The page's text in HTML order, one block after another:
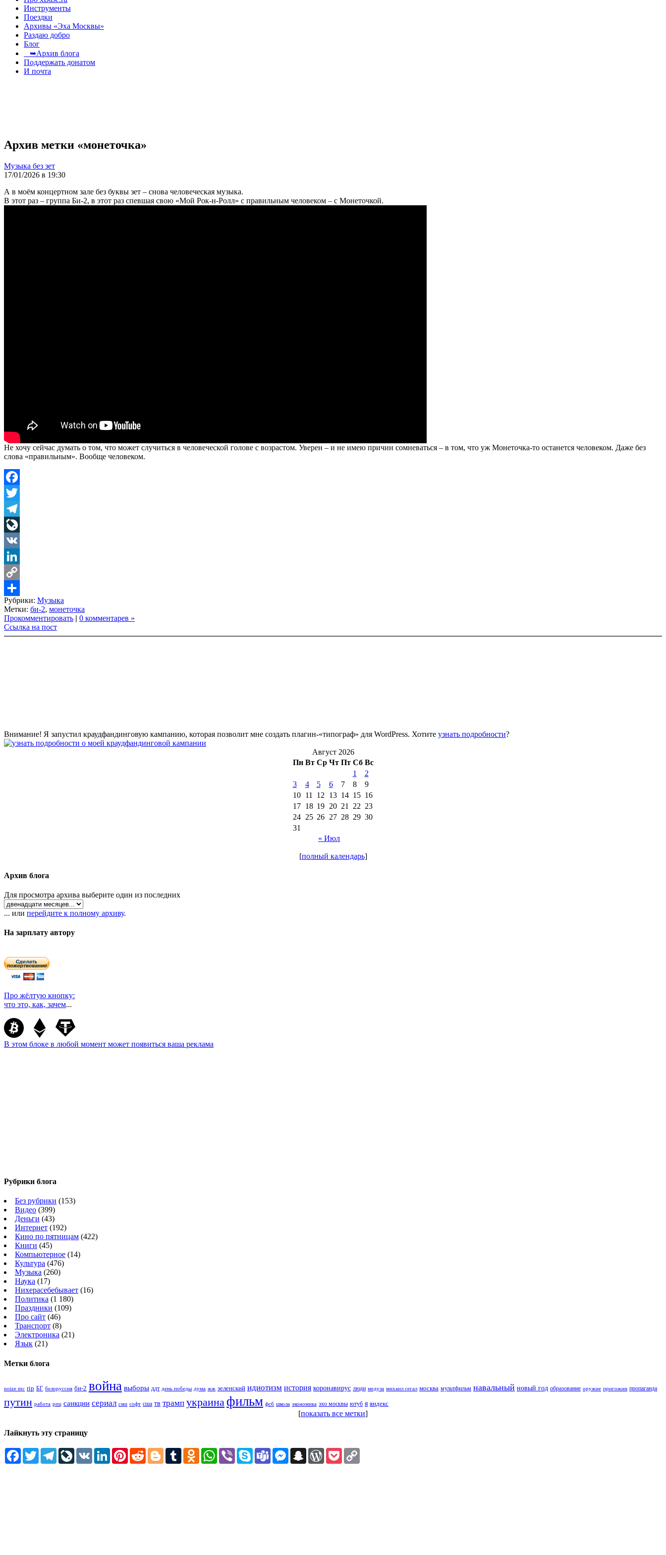
Инструменты
Поездки
Архивы «Эха Москвы»
Раздаю добро
Блог
➥Архив блога
Поддержать донатом
И почта
Архив метки «монеточка»
Музыка без зет
17/01/2026 в 19:30
А в моём концертном зале без буквы зет – снова человеческая музыка.
В этот раз – группа Би-2, в этот раз спевшая свою «Мой Рок-н-Ролл» с правильным человеком – с Монеточкой.
Не хочу сейчас думать о том, что может случиться в человеческой голове с возрастом. Уверен – и не имею причин сомневаться – в том, что уж Монеточка-то останется человеком. Даже без
слова «правильным». Вообще человеком.
Facebook
Twitter
Telegram
LiveJournal
VK
LinkedIn
Copy
Link
Share
Рубрики: Музыка
Метки: би-2, монеточка
Прокомментировать | 0 комментарев »
Ссылка на пост
Внимание! Я запустил краудфандинговую кампанию, которая позволит мне создать плагин-«типограф» для WordPress. Хотите узнать подробности?
Август 2026
Пн Вт Ср Чт Пт Сб Вс
1
2
3
4 5 6 7 8
9
10
11 12 13 14 15 16
17
18 19 20 21 22 23
24
25 26 27 28 29 30
31
« Июл
[полный календарь]
Архив блога
Для просмотра архива выберите один из последних
... или перейдите к полному архиву.
На зарплату автору
Про жёлтую кнопку:
что это, как, зачем...
В этом блоке в любой момент может появиться ваша реклама
Рубрики блога
Без рубрики (153)
Видео (399)
Деньги (43)
Интернет (192)
Кино по пятницам (422)
Книги (45)
Компьютерное (14)
Культура (476)
Музыка (260)
Наука (17)
Нихерасебебывает (16)
Политика (1 180)
Праздники (109)
Про сайт (46)
Транспорт (8)
Электроника (21)
Язык (21)
Метки блога
noize mc rip БГ белоруссия би-2 война выборы ддт день победы дума жж зеленский идиотизм история коронавирус люди медуза михаил сегал москва мультфильм навальный новый год образование оружие пригожин пропаганда
путин работа рпц санкции сериал сми софт сша тв трамп украина фильм фсб школа экономика эхо москвы ютуб я яндекс
[показать все метки]
Лайкнуть эту страницу
FacebookTwitterTelegramLiveJournal
VK LinkedInPinterestRedditBloggerTumblrOdnoklassniki
WhatsApp
Viber Skype TeamsMessengerSnapchatWordPress
Pocket